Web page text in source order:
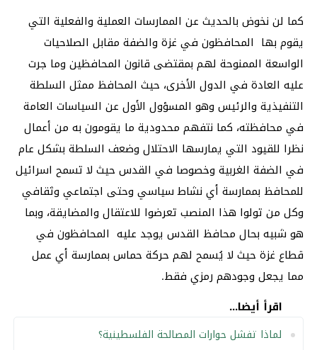
كما لن نخوض بالحديث عن الممارسات العملية والفعلية التي
يقوم بها المحافظون في غزة والضفة مقابل الصلاحيات
الواسعة الممنوحة لهم بمقتضى قانون المحافظين وما جرت
عليه العادة في الدول الأخرى، حيث المحافظ ممثل السلطة
التنفيذية والرئيس وهو المسؤول الأول عن السياسات العامة
في محافظته، كما نتفهم محدودية ما يقومون به من أعمال
نظرا للقيود التي يمارسها الاحتلال وضعف السلطة بشكل عام
في الضفة الغربية وخصوصا في القدس حيث لا تسمح اسرائيل
للمحافظ بممارسة أي نشاط سياسي وحتى اجتماعي وثقافي
وكل من تولوا هذا المنصب تعرضوا للاعتقال والمضايقة، وبما
هو شبيه بحال محافظ القدس يوجد عليه المحافظون في
قطاع غزة حيث لا يُسمح لهم حركة حماس بممارسة أي عمل
مما يجعل وجودهم رمزي فقط.
اقرأ أيضا...
لماذا تفشل حوارات المصالحة الفلسطينية؟